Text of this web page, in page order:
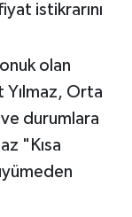
istikrarını
olan
Yılmaz, Orta
durumlara
"Kısa